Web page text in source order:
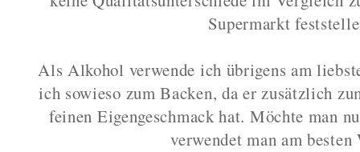
Supermarkt
Als Alkohol verwende ich übrigens am
ich sowieso zum Backen, da er zusätzlich
feinen Eigengeschmack hat. Möchte man
verwendet man am